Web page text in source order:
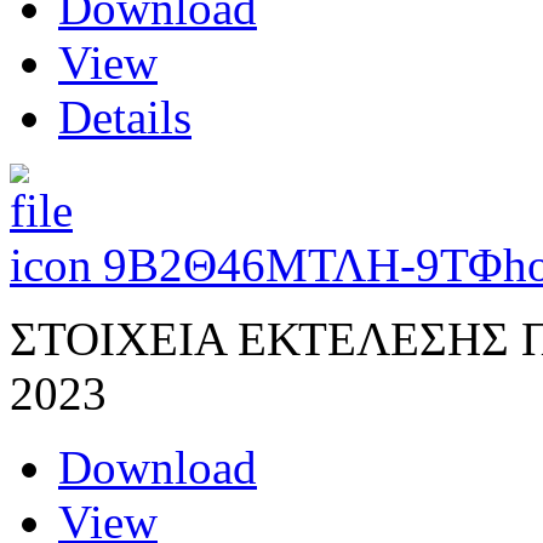
View
Details
9Β2Θ46ΜΤΛΗ-9ΤΦ
ΣΤΟΙΧΕΙΑ
2023
Download
View